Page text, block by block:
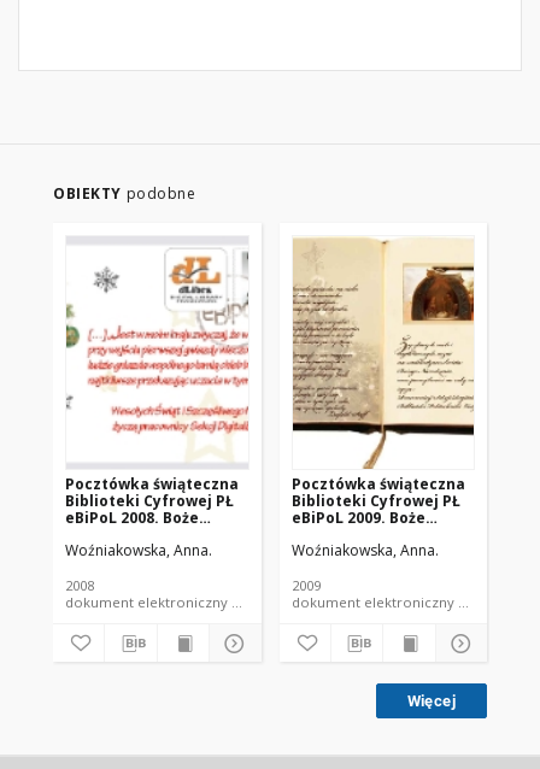
OBIEKTY podobne
Pocztówka świąteczna
Biblioteki Cyfrowej PŁ
eBiPoL 2008. Boże
Woźniakowska, Anna.
2008
dokument elektroniczny e-karta pocztowa
Pocztówka świąteczna
Biblioteki Cyfrowej PŁ
eBiPoL 2009. Boże
Woźniakowska, Anna.
2009
dokument elektroniczny e-
Więcej